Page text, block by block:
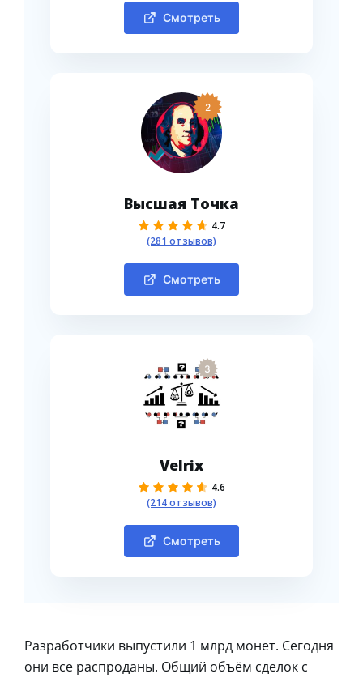
Смотреть
2
Высшая Точка
4.7
(281 отзывов)
Смотреть
3
Velrix
4.6
(214 отзывов)
Смотреть
Разработчики выпустили 1 млрд монет. Сегодня
они все распроданы. Общий объём сделок с